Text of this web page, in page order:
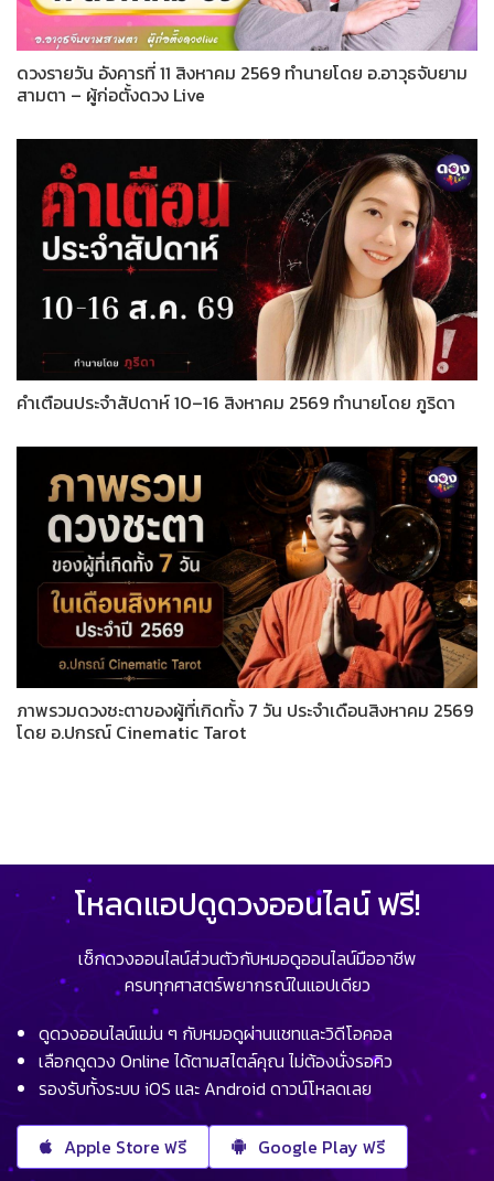
ดวงรายวัน อังคารที่ 11 สิงหาคม 2569 ทำนายโดย อ.อาวุธจับยาม
สามตา – ผู้ก่อตั้งดวง Live
คำเตือนประจำสัปดาห์ 10–16 สิงหาคม 2569 ทำนายโดย ภูริดา
ภาพรวมดวงชะตาของผู้ที่เกิดทั้ง 7 วัน ประจำเดือนสิงหาคม 2569
โดย อ.ปกรณ์ Cinematic Tarot
โหลดแอปดูดวงออนไลน์ ฟรี!
เช็กดวงออนไลน์ส่วนตัวกับหมอดูออนไลน์มืออาชีพ
ครบทุกศาสตร์พยากรณ์ในแอปเดียว
ดูดวงออนไลน์แม่น ๆ กับหมอดูผ่านแชทและวิดีโอคอล
เลือกดูดวง Online ได้ตามสไตล์คุณ ไม่ต้องนั่งรอคิว
รองรับทั้งระบบ iOS และ Android ดาวน์โหลดเลย
Apple Store ฟรี Google Play ฟรี